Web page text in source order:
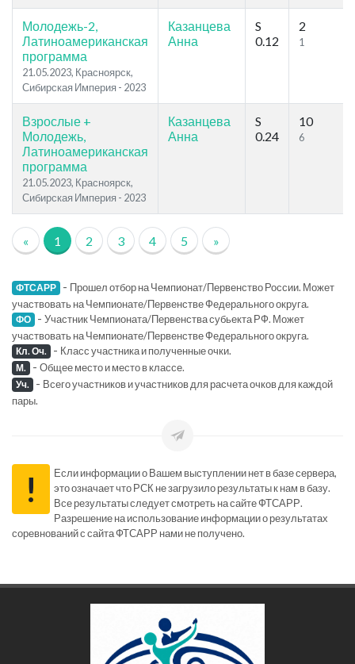
Молодежь-2,
Латиноамериканская
программа
21.05.2023, Красноярск,
Сибирская Империя - 2023
Казанцева
Анна
S
0.12
2
1
Взрослые +
Молодежь,
Латиноамериканская
программа
21.05.2023, Красноярск,
Сибирская Империя - 2023
Казанцева
Анна
S
0.24
10
6
« 1 2 3 4 5 »
ФТСАРР - Прошел отбор на Чемпионат/Первенство России. Может
участвовать на Чемпионате/Первенстве Федерального округа.
ФО - Участник Чемпионата/Первенства субьекта РФ. Может
участвовать на Чемпионате/Первенстве Федерального округа.
Кл. Оч. - Класс участника и полученные очки.
М. - Общее место и место в классе.
Уч. - Всего участников и участников для расчета очков для каждой
пары.
!
Если информации о Вашем выступлении нет в базе сервера,
это означает что РСК не загрузило результаты к нам в базу.
Все результаты следует смотреть на сайте ФТСАРР.
Разрешение на использование информации о результатах
соревнований с сайта ФТСАРР нами не получено.